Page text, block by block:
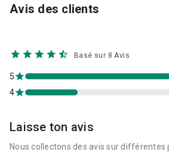
Avis des clients
Basé sur 8 Avis
4
5
Laisse ton avis
Nous collectons des avis sur